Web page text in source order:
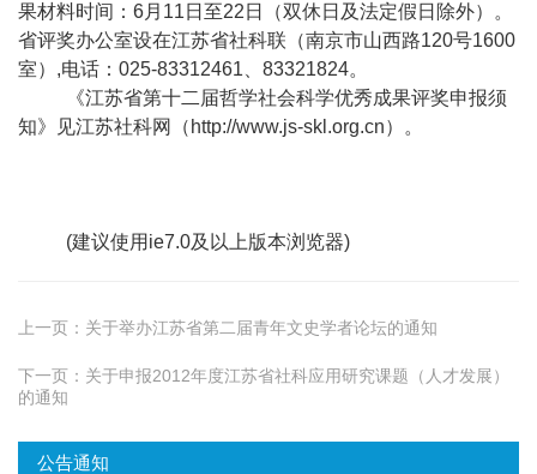
果材料时间：6月11日至22日（双休日及法定假日除外）。
省评奖办公室设在江苏省社科联（南京市山西路120号1600
室）,电话：025-83312461、83321824。
《江苏省第十二届哲学社会科学优秀成果评奖申报须
知》见江苏社科网（http://www.js-skl.org.cn）。
(建议使用ie7.0及以上版本浏览器)
上一页： 关于举办江苏省第二届青年文史学者论坛的通知
下一页： 关于申报2012年度江苏省社科应用研究课题（人才发展）
的通知
公告通知